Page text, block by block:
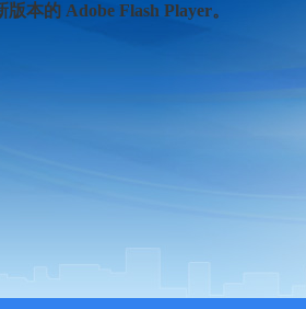
本的 Adobe Flash Player。